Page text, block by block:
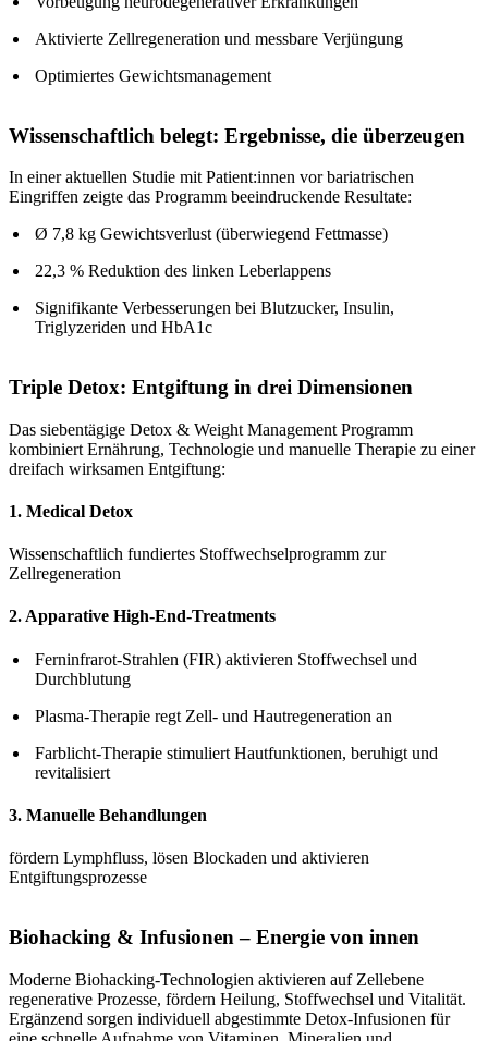
Aktivierte Zellregeneration und messbare Verjüngung
Optimiertes Gewichtsmanagement
Wissenschaftlich belegt: Ergebnisse, die überzeugen
In einer aktuellen Studie mit Patient:innen vor bariatrischen
Eingriffen zeigte das Programm beeindruckende Resultate:
Ø 7,8 kg Gewichtsverlust (überwiegend Fettmasse)
22,3 % Reduktion des linken Leberlappens
Signifikante Verbesserungen bei Blutzucker, Insulin,
Triglyzeriden und HbA1c
Triple Detox: Entgiftung in drei Dimensionen
Das siebentägige Detox & Weight Management Programm
kombiniert Ernährung, Technologie und manuelle Therapie zu einer
dreifach wirksamen Entgiftung:
1. Medical Detox
Wissenschaftlich fundiertes Stoffwechselprogramm zur
Zellregeneration
2. Apparative High-End-Treatments
Ferninfrarot-Strahlen (FIR) aktivieren Stoffwechsel und
Durchblutung
Plasma-Therapie regt Zell- und Hautregeneration an
Farblicht-Therapie stimuliert Hautfunktionen, beruhigt und
revitalisiert
3. Manuelle Behandlungen
fördern Lymphfluss, lösen Blockaden und aktivieren
Entgiftungsprozesse
Biohacking & Infusionen – Energie von innen
Moderne Biohacking-Technologien aktivieren auf Zellebene
regenerative Prozesse, fördern Heilung, Stoffwechsel und Vitalität.
Ergänzend sorgen individuell abgestimmte Detox-Infusionen für